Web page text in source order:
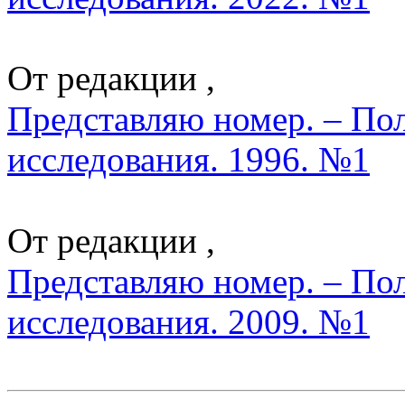
От редакции ,
Представляю номер. –
исследования. 1996. №1
От редакции ,
Представляю номер. –
исследования. 2009. №1